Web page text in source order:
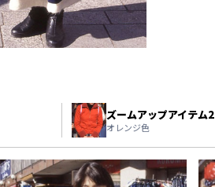
ズームアップアイテム2
オレンジ色